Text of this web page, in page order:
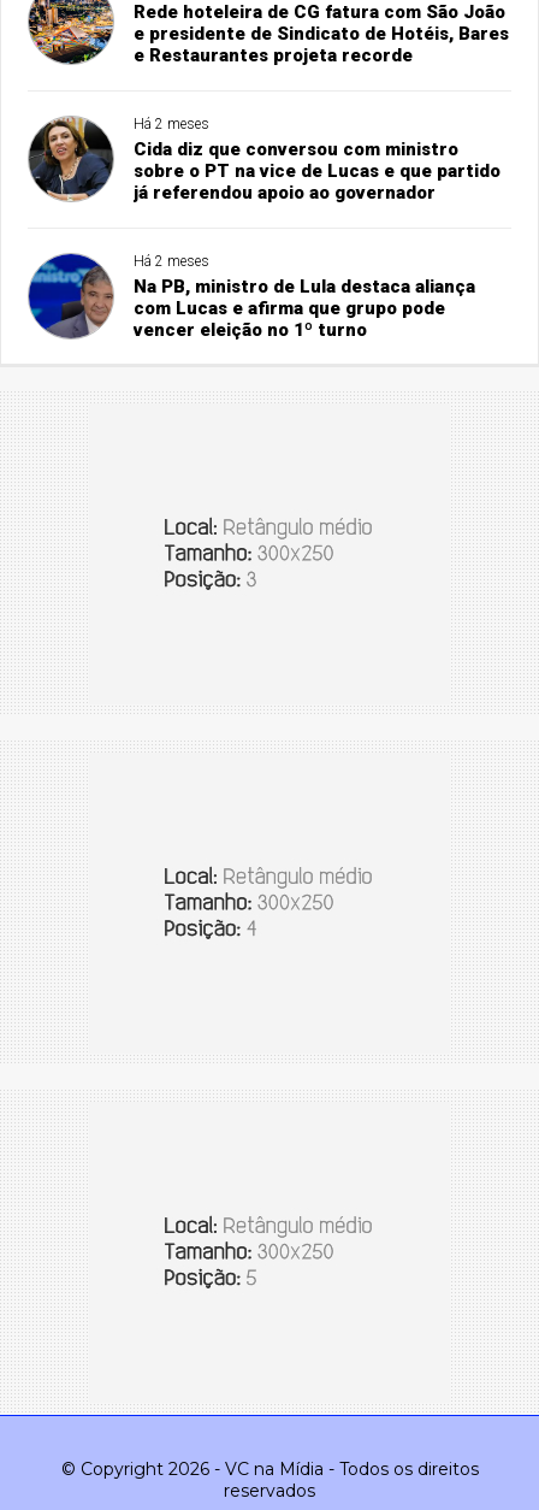
Rede hoteleira de CG fatura com São João
e presidente de Sindicato de Hotéis, Bares
e Restaurantes projeta recorde
Há 2 meses
Cida diz que conversou com ministro
sobre o PT na vice de Lucas e que partido
já referendou apoio ao governador
Há 2 meses
Na PB, ministro de Lula destaca aliança
com Lucas e afirma que grupo pode
vencer eleição no 1º turno
© Copyright 2026 - VC na Mídia - Todos os direitos
reservados